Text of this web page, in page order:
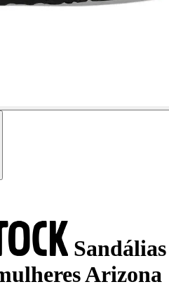
Sandálias
Arizona